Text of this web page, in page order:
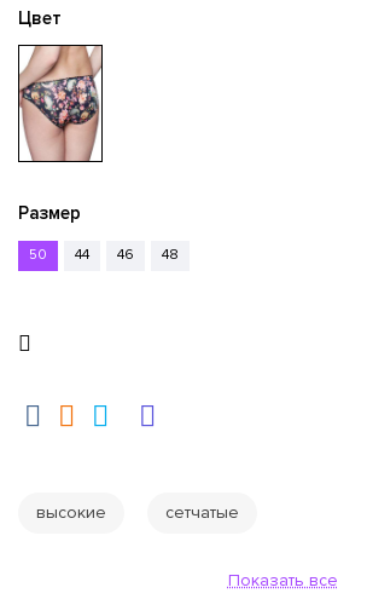
Цвет
Размер
50 44 46 48
высокие сетчатые
Показать все